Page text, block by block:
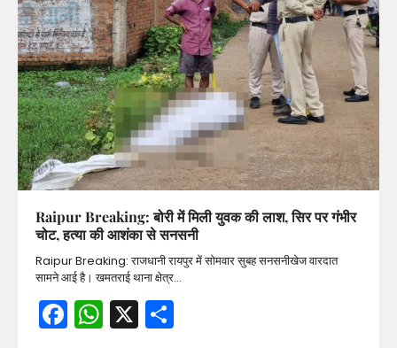
Raipur Breaking: बोरी में मिली युवक की लाश, सिर पर गंभीर
चोट, हत्या की आशंका से सनसनी
Raipur Breaking: राजधानी रायपुर में सोमवार सुबह सनसनीखेज वारदात
सामने आई है। खमतराई थाना क्षेत्र…
Facebook
WhatsApp
X